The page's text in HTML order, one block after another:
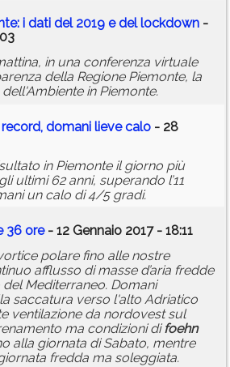
i dati del 2019 e del lockdown -
in una conferenza virtuale
della Regione Piemonte, la
in Piemonte.
domani lieve calo - 28
in Piemonte il giorno più
ultimi 62 anni, superando l’11
un calo di 4/5 gradi.
36 ore- 12 Gennaio 2017 - 18:11
polare fino alle nostre
afflusso di masse d’aria fredde
del Mediterraneo. Domani
saccatura verso l'alto Adriatico
ventilazione da nordovest sul
ma condizioni difoehn
alla giornata di Sabato, mentre
fredda ma soleggiata.